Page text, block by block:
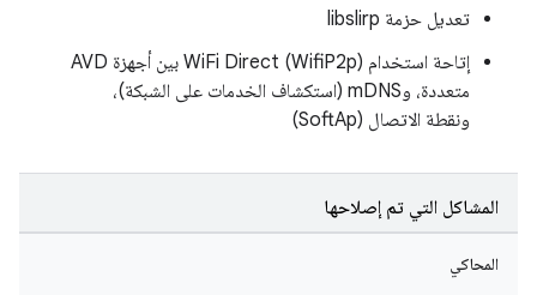
تعديل حزمة libslirp
إتاحة استخدام WiFi Direct (WifiP2p) بين أجهزة AVD
متعددة، وmDNS (استكشاف الخدمات على الشبكة)،
ونقطة الاتصال (SoftAp)
المشاكل التي تم إصلاحها
المحاكي